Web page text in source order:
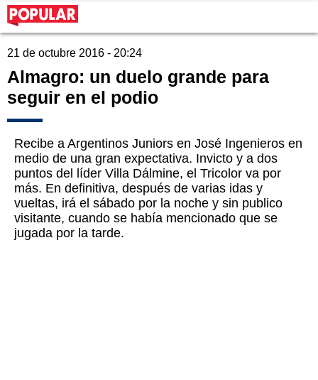
21 de octubre 2016 - 20:24
Almagro: un duelo grande para
seguir en el podio
Recibe a Argentinos Juniors en José Ingenieros en
medio de una gran expectativa. Invicto y a dos
puntos del líder Villa Dálmine, el Tricolor va por
más. En definitiva, después de varias idas y
vueltas, irá el sábado por la noche y sin publico
visitante, cuando se había mencionado que se
jugada por la tarde.